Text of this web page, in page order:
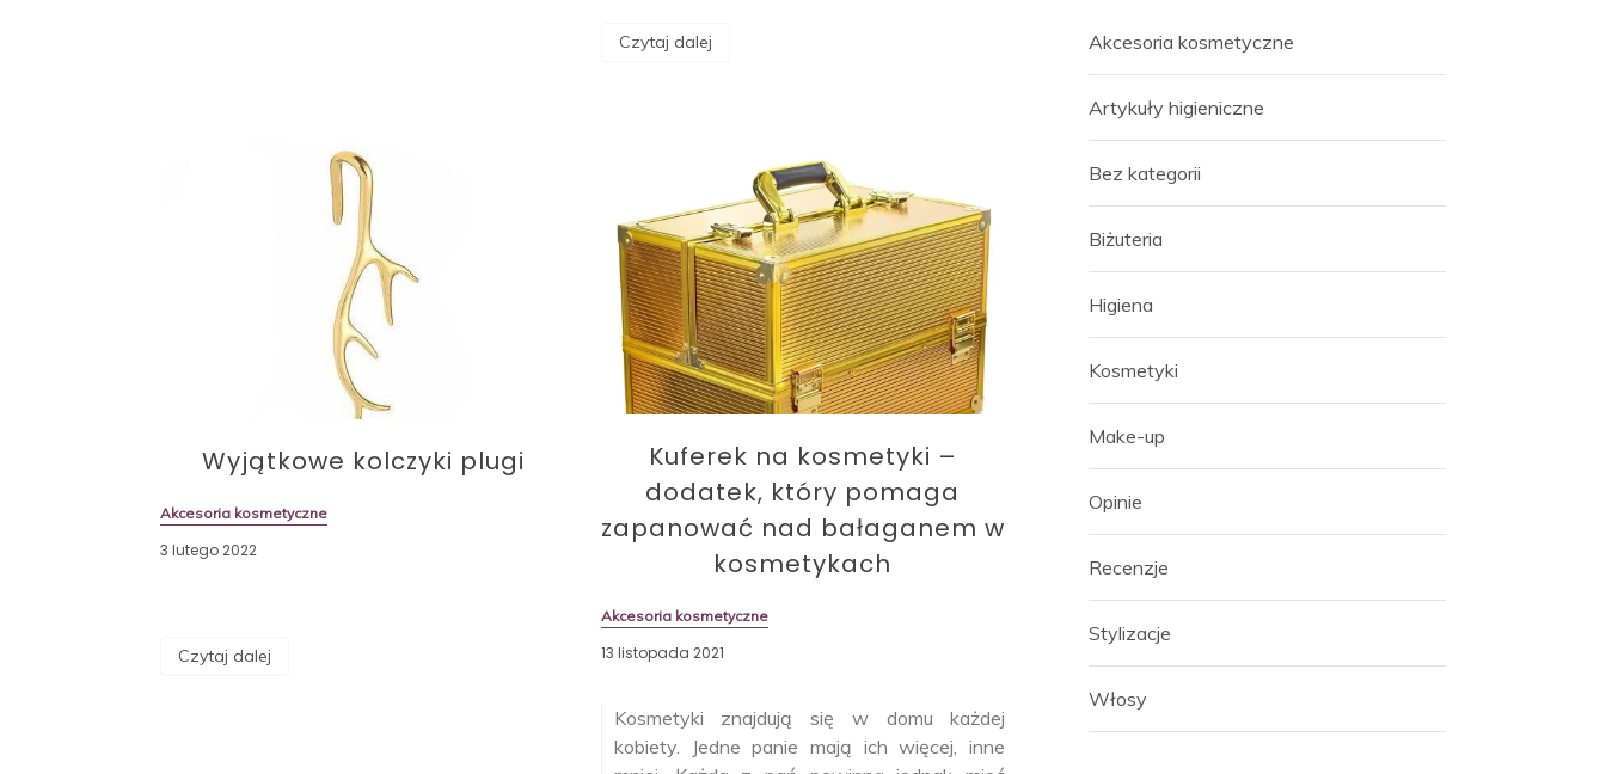
Czytaj dalej
Wyjątkowe kolczyki plugi
Akcesoria kosmetyczne
3 lutego 2022
Czytaj dalej
Kuferek na kosmetyki –
dodatek, który pomaga
zapanować nad bałaganem w
kosmetykach
Akcesoria kosmetyczne
13 listopada 2021
Kosmetyki znajdują się w domu każdej
kobiety. Jedne panie mają ich więcej, inne
Akcesoria kosmetyczne
Artykuły higieniczne
Bez kategorii
Biżuteria
Higiena
Kosmetyki
Make-up
Opinie
Recenzje
Stylizacje
Włosy